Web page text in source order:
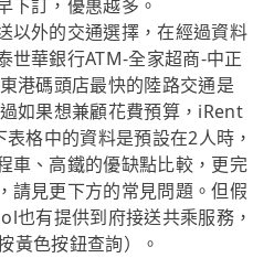
下訂，優惠越多。
以外的交通選擇，在經過資料
世華銀行ATM-全家超商-中正
港碼頭店最快的陸路交通是
如果想兼顧花費預算，iRent
格中的資料是預設在2人時，
車、高鐵的優缺點比較，更完
請見更下方的常見問題。但假
也有提供到府接送共乘服務，
黃色按鈕查詢）。